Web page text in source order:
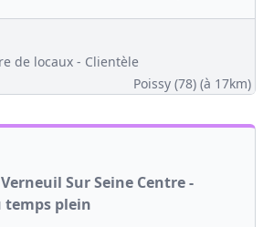
de locaux - Clientèle
Poissy (78) (à 17km)
Sur Seine Centre -
temps plein